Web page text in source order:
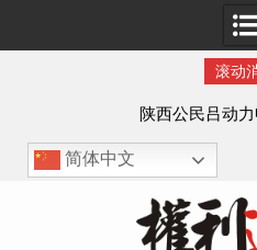
滚动
陕西公民吕动
简体中文